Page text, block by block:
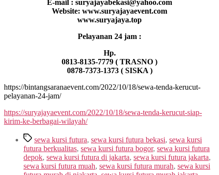
E-mail : suryajayabekasi@yahoo.com
Website: www.suryajayaevent.com
www.suryajaya.top
Pelayanan 24 jam :
Hp.
0813-8135-7779 ( TRASNO )
0878-7373-1373 ( SISKA )
https://bintangsaranaevent.com/2022/10/18/sewa-tenda-kerucut-
pelayanan-24-jam/
https://suryajayaevent.com/2022/10/18/sewa-tenda-kerucut-siap-
kirim-ke-berbagai-wilayah/
Tagssewa kursi futura, sewa kursi futura bekasi, sewa kursi
futura berkualitas, sewa kursi futura bogor, sewa kursi futura
depok, sewa kursi futura di jakarta, sewa kursi futura jakarta,
sewa kursi futura muah, sewa kursi futura murah, sewa kursi